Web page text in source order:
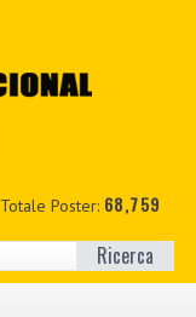
Totale Poster: 68,759
Ricerca